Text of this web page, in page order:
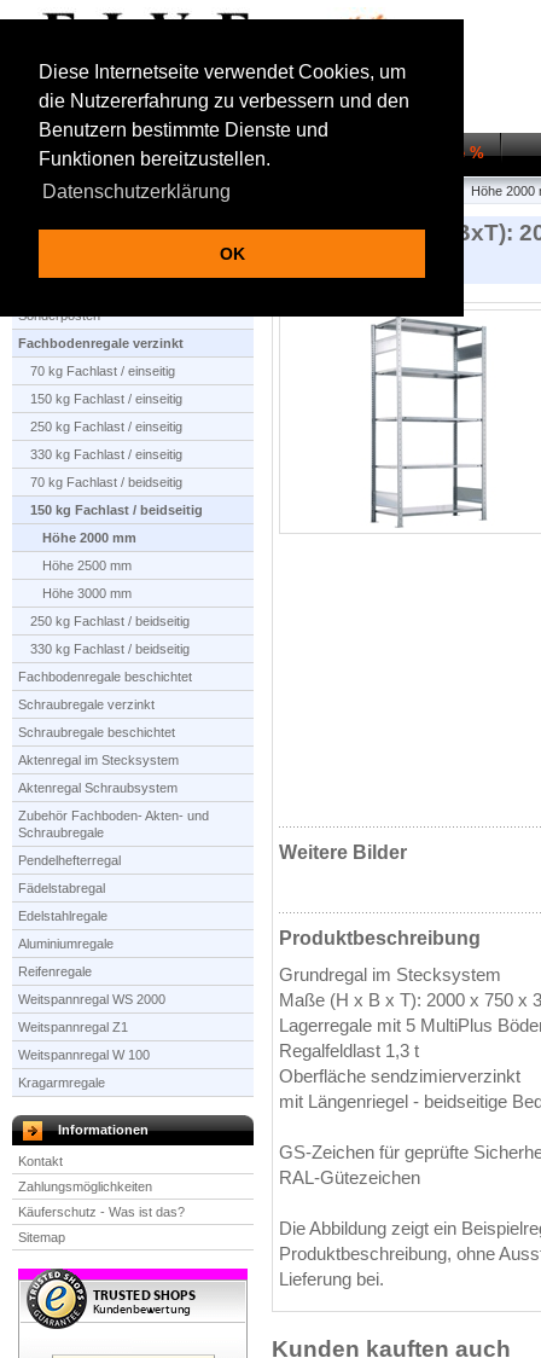
Diese Internetseite verwendet Cookies, um
die Nutzererfahrung zu verbessern und den
Benutzern bestimmte Dienste und
Funktionen bereitzustellen.
Datenschutzerklärung
OK
Startseite Regalsysteme Sale %
Startseite Fachbodenregale verzinkt Höhe 2000
Produktauswahl
Sonderposten
Fachbodenregale verzinkt
70 kg Fachlast / einseitig
150 kg Fachlast / einseitig
250 kg Fachlast / einseitig
330 kg Fachlast / einseitig
70 kg Fachlast / beidseitig
150 kg Fachlast / beidseitig
Höhe 2000 mm
Höhe 2500 mm
Höhe 3000 mm
250 kg Fachlast / beidseitig
330 kg Fachlast / beidseitig
Fachbodenregale beschichtet
Schraubregale verzinkt
Schraubregale beschichtet
Aktenregal im Stecksystem
Aktenregal Schraubsystem
Zubehör Fachboden- Akten- und
Schraubregale
Pendelhefterregal
Fädelstabregal
Edelstahlregale
Aluminiumregale
Reifenregale
Weitspannregal WS 2000
Weitspannregal Z1
Weitspannregal W 100
Kragarmregale
Informationen
Kontakt
Zahlungsmöglichkeiten
Käuferschutz - Was ist das?
Sitemap
Lagerregale (HxBxT):
Weitere Bilder
Produktbeschreibung
Grundregal im Stecksystem
Maße (H x B x T): 2000 x 750 x
Lagerregale mit 5 MultiPlus
Regalfeldlast 1,3 t
Oberfläche sendzimierverzinkt
mit Längenriegel - beidseitige
GS-Zeichen für geprüfte
RAL-Gütezeichen
Die Abbildung zeigt ein
Produktbeschreibung, ohne
Lieferung bei.
Kunden kauften auch